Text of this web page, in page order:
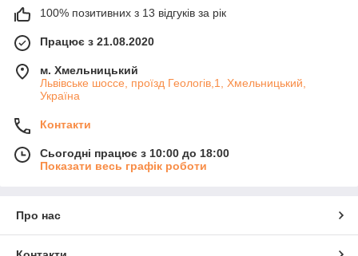
100% позитивних з 13 відгуків за рік
Працює з 21.08.2020
м. Хмельницький
Львівське шоссе, проїзд Геологів,1, Хмельницький,
Україна
Контакти
Сьогодні працює з 10:00 до 18:00
Показати весь графік роботи
Про нас